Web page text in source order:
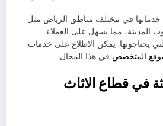
خدماتها في مختلف مناطق الرياض مثل
مما يسهل على العملاء
يحتاجونها. يمكن الاطلاع على خدمات
المتخصص في هذا المجال.
في قطاع الاثاث